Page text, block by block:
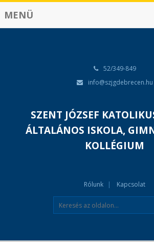
MENÜ
52/349-849
info@szjgdebrecen.hu
SZENT JÓZSEF
ÁLTALÁNOS ISKOLA,
KOLLÉGIUM
Rólunk Kapcsolat